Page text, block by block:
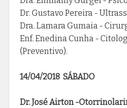
Dr. Gustavo Pereira -
Dra. Lamara Gumaia -
Enf. Enedina Cunha -
(Preventivo).
14/04/2018 SÁBADO
Dr. José Airton -